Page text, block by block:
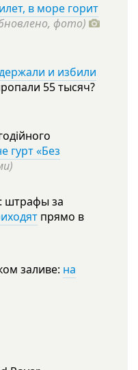
в море горит
фото)
и избили
55тысяч?
гурт «Без
штрафы за
прямо в
заливе: на